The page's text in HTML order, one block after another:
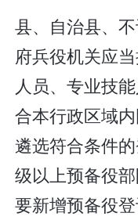
县、自治县、
府兵役机关应
人员、专业技
合本行政区域
遴选符合条件
级以上预备役
要新增预备役